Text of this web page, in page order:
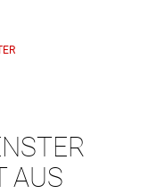
AUS